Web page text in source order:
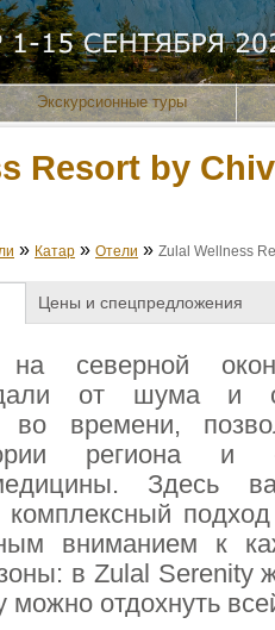
Экскурсионные туры
Resort by
» Катар » Отели » Zulal Wellness
Цены и спецпредложения
северной
от шума и
во времени,
региона и
Здесь
комплексный
вниманием к
в Zulal Serenity
можно отдохнуть